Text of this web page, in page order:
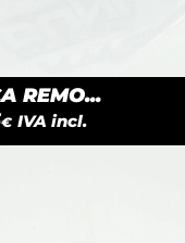
REMO...
€ IVA incl.